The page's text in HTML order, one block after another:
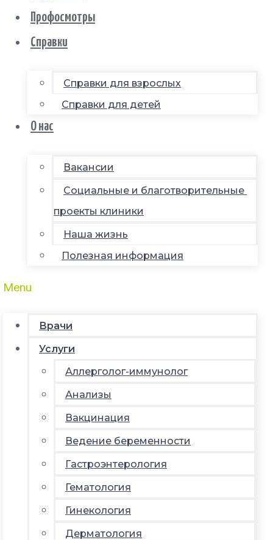
Профосмотры
Справки
Справки для взрослых
Справки для детей
О нас
Вакансии
Социальные и благотворительные
проекты клиники
Наша жизнь
Полезная информация
Menu
Врачи
Услуги
Аллерголог-иммунолог
Анализы
Вакцинация
Ведение беременности
Гастроэнтерология
Гематология
Гинекология
Дерматология